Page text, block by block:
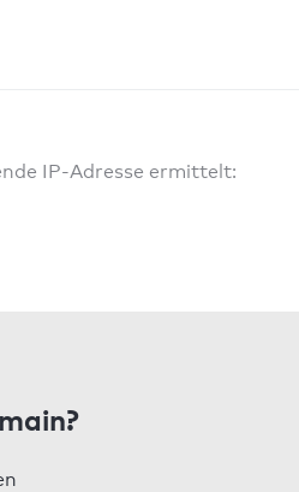
IP-Adresse ermittelt: